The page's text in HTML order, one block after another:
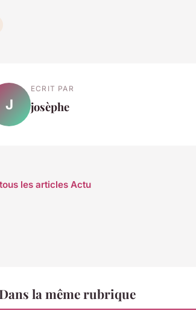
J
ECRIT PAR
josèphe
les articles Actu
la même rubrique